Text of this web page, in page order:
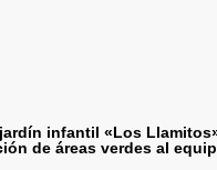
infantil «Los
de áreas verdes al